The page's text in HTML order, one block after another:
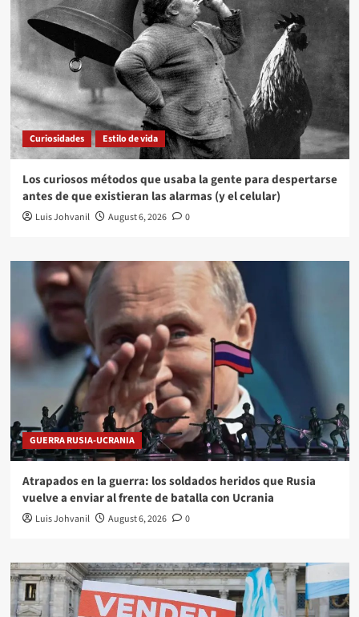
Curiosidades Estilo de vida
Los curiosos métodos que usaba la gente para despertarse
antes de que existieran las alarmas (y el celular)
Luis Johvanil August 6, 2026 0
GUERRA RUSIA-UCRANIA
Atrapados en la guerra: los soldados heridos que Rusia
vuelve a enviar al frente de batalla con Ucrania
Luis Johvanil August 6, 2026 0